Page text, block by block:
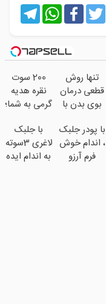
Telegram
WhatsAppFacebookTwitter
تنها روش
قطعی درمان
بوی بدن با
عودت وجه‼️
همین الان
ببین
200 سوت
نقره هدیه
گرمی به شما؛
با پودر جلبک
، اندام خوش
فرم آرزو
با جلبک
لاغری 3سوته
به اندام ایده